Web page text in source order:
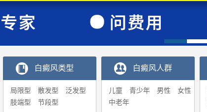
白癜风类型
局限型 散发型
泛发型
肢端型
节段型
白癜风人群
儿童 青少年 男性
女性
中老年